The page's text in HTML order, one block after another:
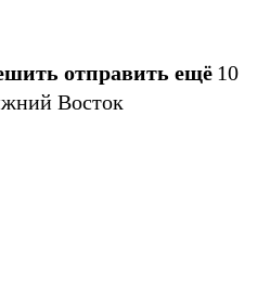
отправить ещё 10
Восток